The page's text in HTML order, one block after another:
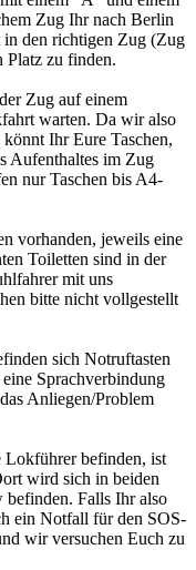
Zug Ihr nach Berlin
in den richtigen Zug (Zug
Platz zu finden.
Zug auf einem
warten. Da wir also
Ihr Eure Taschen,
Aufenthaltes im Zug
nur Taschen bis A4-
vorhanden, jeweils eine
Toiletten sind in der
mit uns
bitte nicht vollgestellt
sich Notruftasten
Sprachverbindung
Anliegen/Problem
befinden, ist
wird sich in beiden
befinden. Falls Ihr also
ein Notfall für den SOS-
wir versuchen Euch zu